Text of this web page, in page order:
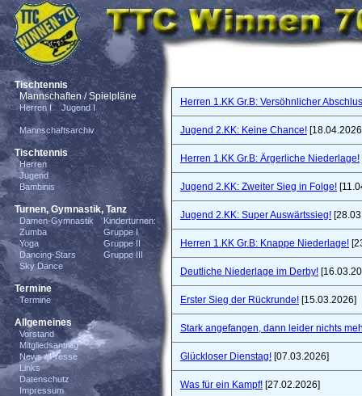
Tischtennis
Mannschaften / Spielpläne
Herren I Jugend I
Mannschaftsarchiv
Tischtennis
Herren
Jugend
Bambinis
Turnen, Gymnastik, Tanz
Damen-Gymnastik
Zumba
Yoga
Dancing-Stars
Sky Dance
Kinderturnen:
Gruppe I
Gruppe II
Gruppe III
Termine
Termine
Allgemeines
Vorstand
Mitgliedsantrag
News / Presse
Links
Datenschutz
Impressum
Herren 1.KK Gr.B: Versöhnlicher
Jugend 2.KK: Keine Chance!
Herren 1.KK Gr.B: Ärgerliche Niederlage!
Jugend 2.KK: Zweiter Sieg in Folge!
Jugend 2.KK: Super Auswärtssieg!
Herren 1.KK Gr.B: Knappe Niederlage!
Deutliche Niederlage im Derby!
Erster Sieg der Rückrunde! [15.03.2026]
Stark angefangen, dann leider nichts
Glückloser Dienstag! [07.03.2026]
Was für ein Kampf! [27.02.2026]